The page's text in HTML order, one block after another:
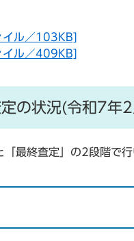
イル／103KB]
イル／409KB]
の状況(令和7年
最終査定」の2段階で行